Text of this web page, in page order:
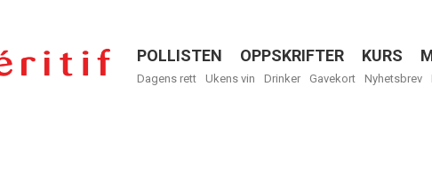
Menu
POLLISTEN OPPSKRIFTER KURS
Dagens rett Ukens vin Drinker Gavekort Nyhetsbrev